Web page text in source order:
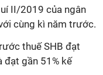
II/2019 của ngân
cùng kì năm trước.
thuế SHB đạt
đạt gần 51% kế